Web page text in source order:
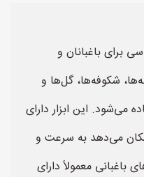
برای باغبانان و
شکوفه‌ها، گل‌ها و
می‌شود. این ابزار دارای
می‌دهد به سرعت و
باغبانی معمولاً دارای